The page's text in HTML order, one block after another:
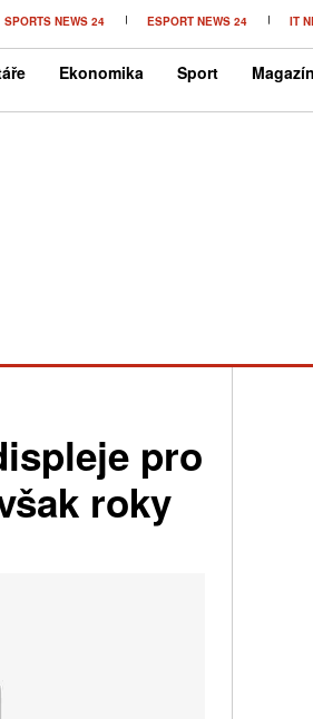
SPORTS NEWS 24 ESPORT NEWS 24 IT
Ekonomika Sport Magazín
pro
roky